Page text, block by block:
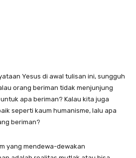
Yesus di awal tulisan ini, sungguh
orang beriman tidak menjunjung
apa beriman? Kalau kita juga
seperti kaum humanisme, lalu apa
beriman?
yang mendewa-dewakan